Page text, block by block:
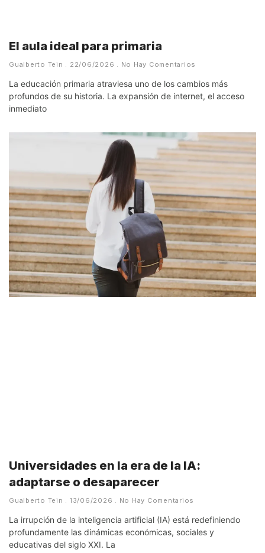
El aula ideal para primaria
Gualberto Tein 22/06/2026 No Hay Comentarios
La educación primaria atraviesa uno de los cambios más
profundos de su historia. La expansión de internet, el acceso
inmediato
Universidades en la era de la IA:
adaptarse o desaparecer
Gualberto Tein 13/06/2026 No Hay Comentarios
La irrupción de la inteligencia artificial (IA) está redefiniendo
profundamente las dinámicas económicas, sociales y
educativas del siglo XXI. La